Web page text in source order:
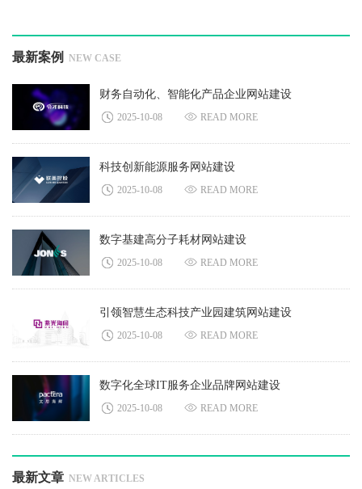
最新案例 NEW CASE
财务自动化、智能化产品企业网站建设
2025-10-08 READ MORE
科技创新能源服务网站建设
2025-10-08 READ MORE
数字基建高分子耗材网站建设
2025-10-08 READ MORE
引领智慧生态科技产业园建筑网站建设
2025-10-08 READ MORE
数字化全球IT服务企业品牌网站建设
2025-10-08 READ MORE
最新文章 NEW ARTICLES